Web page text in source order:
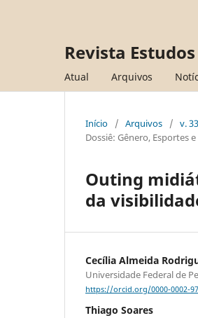
Revista
Atual Arquivos
Início / Arquivos / v.
Dossiê: Gênero, Esportes
Outing
da
Cecília Almeida
Universidade Federal de
https://orcid.org/0000-0002-
Thiago Soares